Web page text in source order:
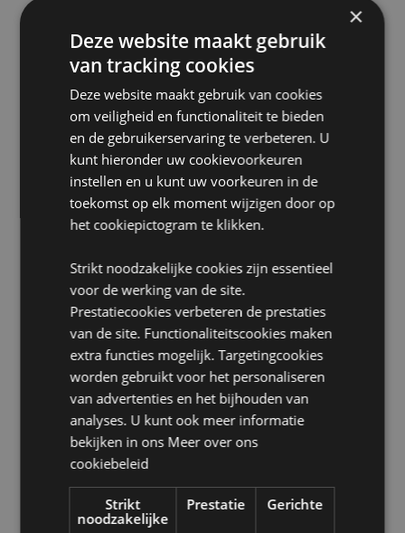
Pluche Squidglys Lola de Kat Adoramals Huisdieren
Materiaal:Velboa (duurzaam zacht pluche)
CE-keurmerk:Ja
EN71: Ja
Niet geschikt voor:0 - 3 jaar
A1:2014 Ontvlambaarheid:Ja
Wasinformatie:Alleen handwas
Geschikt voor wasdroger:Nee
Geschikt voor stomerij:Nee
Geschikt voor strijken:Nee
Product Bron:
Zoekt u meer informatie over kopen bij Puckator?
Lees dan onzeklanten informatie gids.
Product eigenschappen
informatie
Hoogte 24cm Breedte 16cm Diepte 21cm
×
Deze website maakt gebruik
van tracking cookies
Deze website maakt gebruik van cookies
om veiligheid en functionaliteit te bieden
en de gebruikerservaring te verbeteren. U
kunt hieronder uw cookievoorkeuren
instellen en u kunt uw voorkeuren in de
toekomst op elk moment wijzigen door op
het cookiepictogram te klikken.
Strikt noodzakelijke cookies zijn essentieel
voor de werking van de site.
Prestatiecookies verbeteren de prestaties
van de site. Functionaliteitscookies maken
extra functies mogelijk. Targetingcookies
worden gebruikt voor het personaliseren
van advertenties en het bijhouden van
analyses. U kunt ook meer informatie
bekijken in ons Meer over ons
cookiebeleid
Strikt
noodzakelijke
Prestatie Gerichte